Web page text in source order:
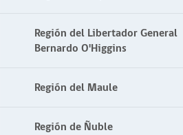
Región del Libertador General
Bernardo O'Higgins
Región del Maule
Región de Ñuble